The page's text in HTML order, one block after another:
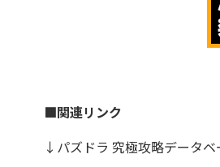
■関連リンク
↓パズドラ 究極攻略データベ